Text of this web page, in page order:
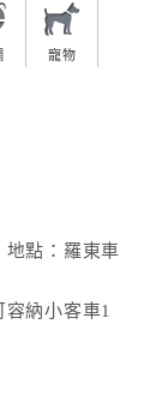
寵物
地點：羅東車
納小客車1